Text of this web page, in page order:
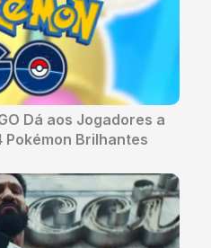
Dá aos Jogadores a
Pokémon Brilhantes